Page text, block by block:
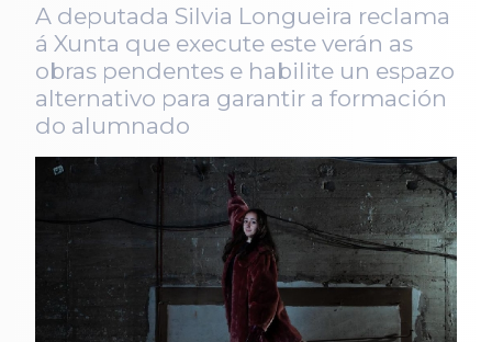
A deputada Silvia Longueira reclama
á Xunta que execute este verán as
obras pendentes e habilite un espazo
alternativo para garantir a formación
do alumnado